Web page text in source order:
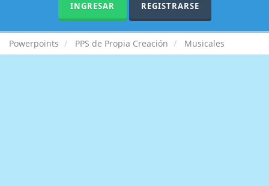
INGRESAR REGISTRARSE
Powerpoints PPS de Propia Creación Musicales